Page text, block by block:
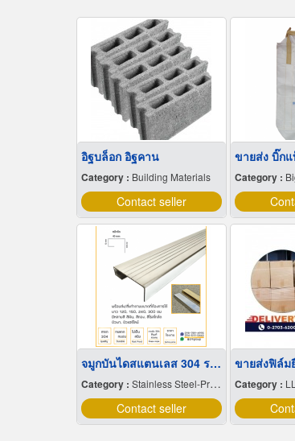
อิฐบล็อก อิฐคาน
Category : Building Materials
Contact seller
Category :
จมูกบันไดสแตนเลส 304 ราคาโรงงาน
Category : Stainless Steel-Products
Contact seller
Category :